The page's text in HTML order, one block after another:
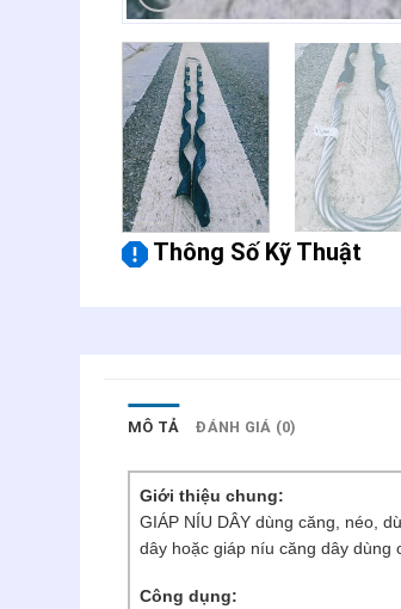
Thông Số Kỹ Thuật
MÔ TẢ ĐÁNH GIÁ (0)
Giới thiệu chung:
GIÁP NÍU DÂY dùng căng, néo,
dây hoặc giáp níu căng dây dùng
Công dụng: